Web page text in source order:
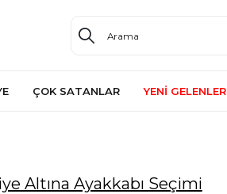
ÇOK SATANLAR YENİ GELENLER
Altına Ayakkabı Seçimi